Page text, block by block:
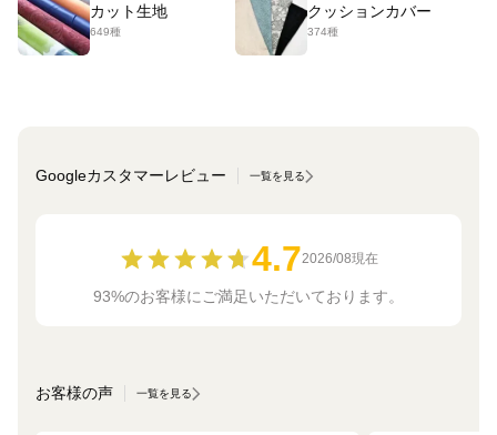
カット生地
649種
クッションカバー
374種
Googleカスタマーレビュー 一覧を見る
4.72026/08現在
93%のお客様にご満足いただいております。
お客様の声 一覧を見る